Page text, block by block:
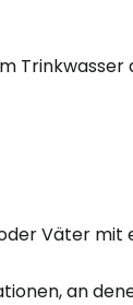
Trinkwasser
Väter mit
an